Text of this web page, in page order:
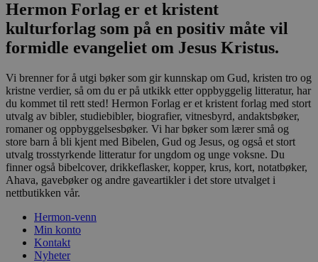
Hermon Forlag er et kristent
kulturforlag som på en positiv måte vil
formidle evangeliet om Jesus Kristus.
Vi brenner for å utgi bøker som gir kunnskap om Gud, kristen tro og
kristne verdier, så om du er på utkikk etter oppbyggelig litteratur, har
du kommet til rett sted! Hermon Forlag er et kristent forlag med stort
utvalg av bibler, studiebibler, biografier, vitnesbyrd, andaktsbøker,
romaner og oppbyggelsesbøker. Vi har bøker som lærer små og
store barn å bli kjent med Bibelen, Gud og Jesus, og også et stort
utvalg trosstyrkende litteratur for ungdom og unge voksne. Du
finner også bibelcover, drikkeflasker, kopper, krus, kort, notatbøker,
Ahava, gavebøker og andre gaveartikler i det store utvalget i
nettbutikken vår.
Hermon-venn
Min konto
Kontakt
Nyheter